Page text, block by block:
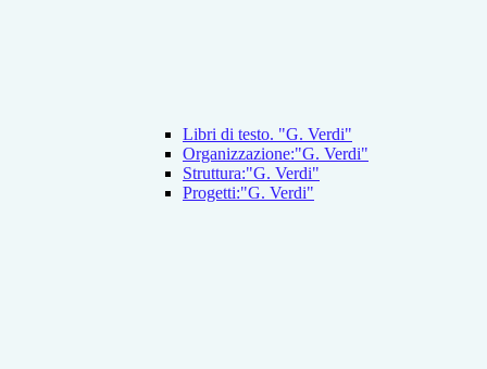
Libri di testo. "G. Verdi"
Organizzazione:"G. Verdi"
Struttura:"G. Verdi"
Progetti:"G. Verdi"